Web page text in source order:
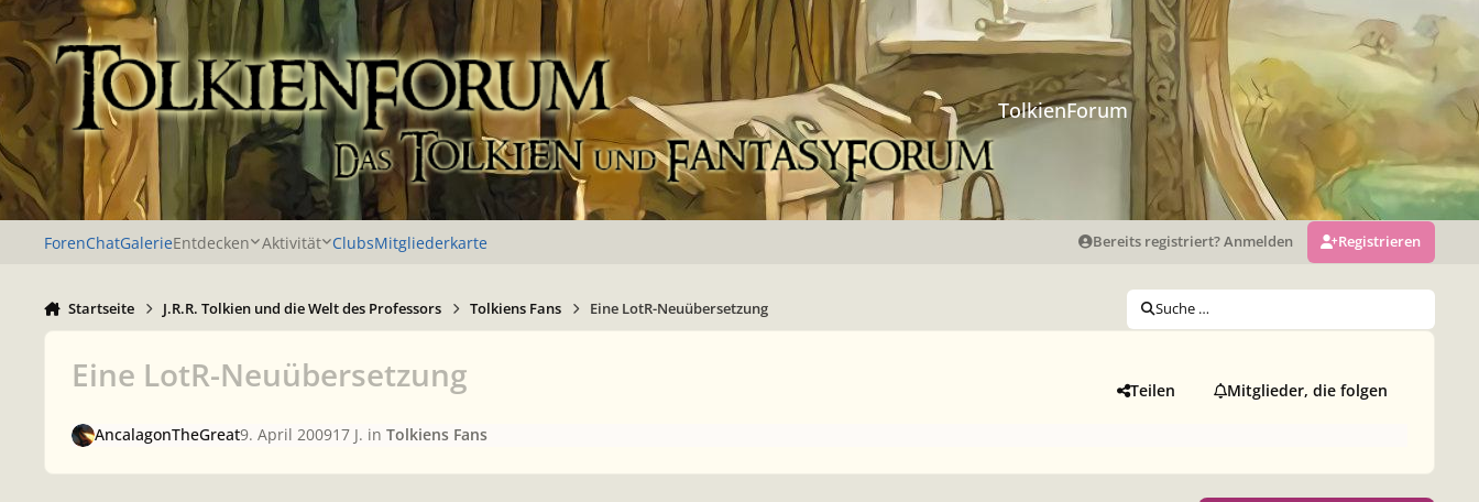
Zu Inhalt springen
TolkienForum
ForenChatGalerieEntdecken Aktivität ClubsMitgliederkarte Bereits registriert? Anmelden Registrieren
Startseite J.R.R. Tolkien und die Welt des Professors Tolkiens Fans Eine LotR-Neuübersetzung Suche …
Eine LotR-Neuübersetzung Teilen Mitglieder, die folgen
AncalagonTheGreat9. April 200917 J. in Tolkiens Fans